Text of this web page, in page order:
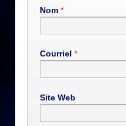
Nom *
Courriel *
Site Web